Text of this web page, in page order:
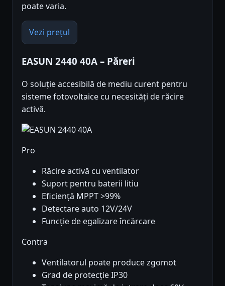
poate varia.
Vezi prețul
EASUN 2440 40A – Păreri
O soluție accesibilă de mediu curent pentru
sisteme fotovoltaice cu necesități de răcire
activă.
Pro
Răcire activă cu ventilator
Suport pentru baterii litiu
Eficiență MPPT >99%
Detectare auto 12V/24V
Funcție de egalizare încărcare
Contra
Ventilatorul poate produce zgomot
Grad de protecție IP30